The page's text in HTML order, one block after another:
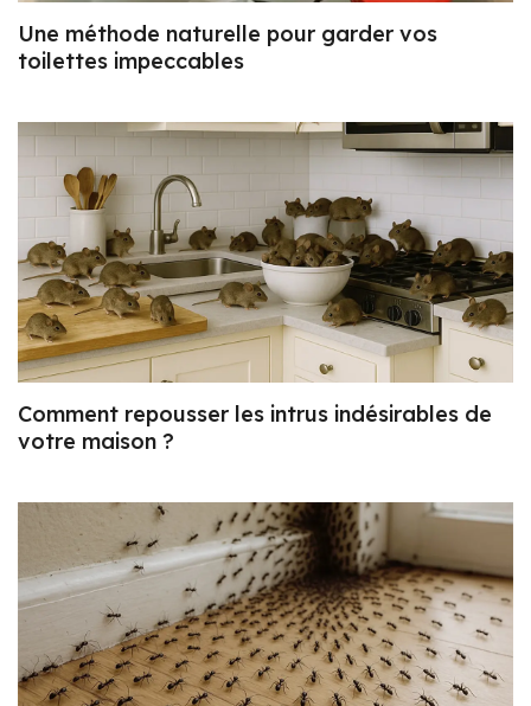
Une méthode naturelle pour garder vos
toilettes impeccables
Comment repousser les intrus indésirables de
votre maison ?